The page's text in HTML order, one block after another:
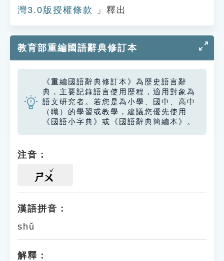
灣3.0版授權條款
」釋出
教育部重編國語辭典修訂本
《重編國語辭典修訂本》為歷史語言辭
典，主要記錄語言使用歷程，適用對象為
語文研究者。若您是為小學、國中、高中
（職）的學習或教學，建議您優先使用
《國語小字典》或《國語辭典簡編本》。
注音：
ㄕㄨ
漢語拼音：
shǔ
解釋：